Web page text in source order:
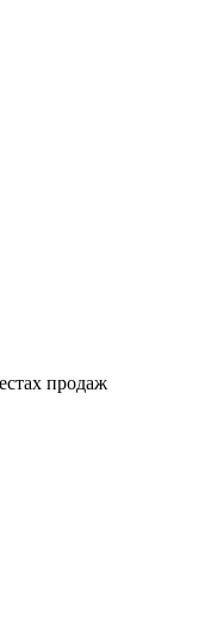
продаж